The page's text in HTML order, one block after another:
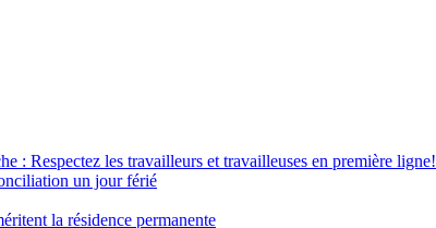
: Respectez les travailleurs et travailleuses en première ligne!
un jour férié
la résidence permanente